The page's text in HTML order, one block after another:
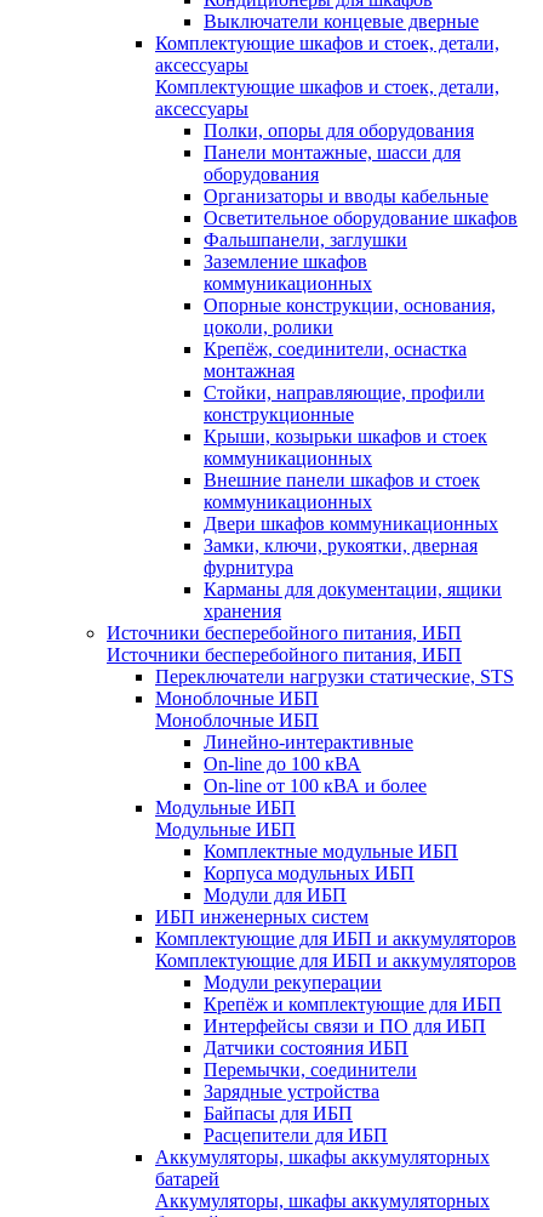
Выключатели концевые дверные
Комплектующие шкафов и стоек, детали,
аксессуары
Комплектующие шкафов и стоек, детали,
аксессуары
Полки, опоры для оборудования
Панели монтажные, шасси для
оборудования
Организаторы и вводы кабельные
Осветительное оборудование шкафов
Фальшпанели, заглушки
Заземление шкафов
коммуникационных
Опорные конструкции, основания,
цоколи, ролики
Крепёж, соединители, оснастка
монтажная
Стойки, направляющие, профили
конструкционные
Крыши, козырьки шкафов и стоек
коммуникационных
Внешние панели шкафов и стоек
коммуникационных
Двери шкафов коммуникационных
Замки, ключи, рукоятки, дверная
фурнитура
Карманы для документации, ящики
хранения
Источники бесперебойного питания, ИБП
Источники бесперебойного питания, ИБП
Переключатели нагрузки статические, STS
Моноблочные ИБП
Моноблочные ИБП
Линейно-интерактивные
On-line до 100 кВА
On-line от 100 кВА и более
Модульные ИБП
Модульные ИБП
Комплектные модульные ИБП
Корпуса модульных ИБП
Модули для ИБП
ИБП инженерных систем
Комплектующие для ИБП и аккумуляторов
Комплектующие для ИБП и аккумуляторов
Модули рекуперации
Крепёж и комплектующие для ИБП
Интерфейсы связи и ПО для ИБП
Датчики состояния ИБП
Перемычки, соединители
Зарядные устройства
Байпасы для ИБП
Расцепители для ИБП
Аккумуляторы, шкафы аккумуляторных
батарей
Аккумуляторы, шкафы аккумуляторных